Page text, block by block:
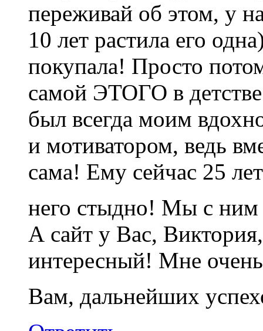
переживай об этом, у
10 лет растила его
покупала! Просто
самой ЭТОГО в
был всегда моим
и мотиватором, ведь
сама! Ему сейчас 25
него стыдно! Мы с
А сайт у Вас,
интересный! Мне
Вам, дальнейших